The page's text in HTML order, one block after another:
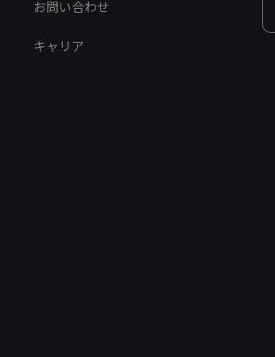
お問い合わせ
キャリア